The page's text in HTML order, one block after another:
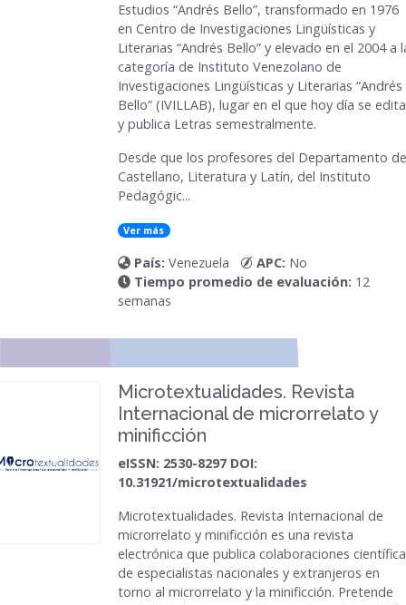
Estudios “Andrés Bello”, transformado en 1976
en Centro de Investigaciones Lingüísticas y
Literarias “Andrés Bello” y elevado en el 2004 a
categoría de Instituto Venezolano de
Investigaciones Lingüísticas y Literarias “Andrés
Bello” (IVILLAB), lugar en el que hoy día se edita
y publica Letras semestralmente.
Desde que los profesores del Departamento de
Castellano, Literatura y Latín, del Instituto
Pedagógic...
Ver más
País: Venezuela APC: No
Tiempo promedio de evaluación: 12
semanas
Microtextualidades. Revista
Internacional de microrrelato y
minificción
eISSN: 2530-8297 DOI:
10.31921/microtextualidades
Microtextualidades. Revista Internacional de
microrrelato y minificción es una revista
electrónica que publica colaboraciones
de especialistas nacionales y extranjeros en
torno al microrrelato y la minificción. Pretende